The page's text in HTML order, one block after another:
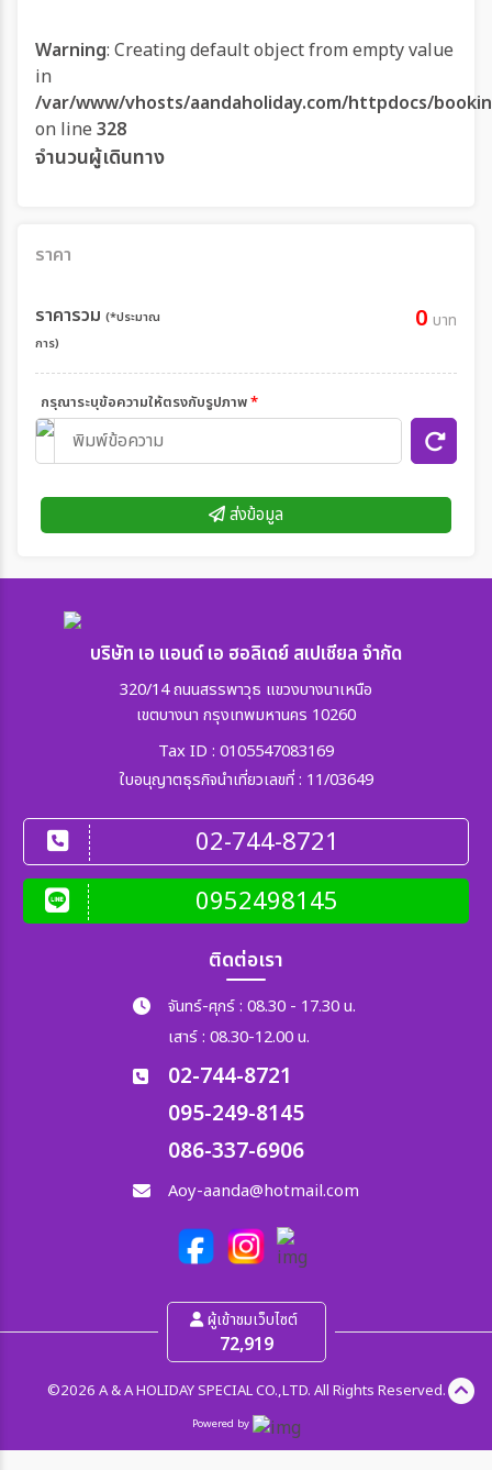
Warning: Creating default object from empty value
in
/var/www/vhosts/aandaholiday.com/httpdocs/
on line 328
จำนวนผู้เดินทาง
ราคา
ราคารวม (*ประมาณ
การ)
0 บาท
กรุณาระบุข้อความให้ตรงกับรูปภาพ*
ส่งข้อมูล
บริษัท เอ แอนด์ เอ ฮอลิเดย์ สเปเชียล จำกัด
320/14 ถนนสรรพาวุธ แขวงบางนาเหนือ
เขตบางนา กรุงเทพมหานคร 10260
Tax ID : 0105547083169
ใบอนุญาตธุรกิจนำเที่ยวเลขที่ : 11/03649
02-744-8721
0952498145
ติดต่อเรา
จันทร์-ศุกร์ : 08.30 - 17.30 น.
เสาร์ : 08.30-12.00 น.
02-744-8721
095-249-8145
086-337-6906
Aoy-aanda@hotmail.com
ผู้เข้าชมเว็บไซต์
72,919
©2026 A & A HOLIDAY SPECIAL CO.,LTD. All Rights Reserved.
Powered by